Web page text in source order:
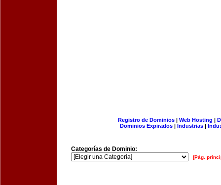
Registro de Dominios| Web Hosting |
Dominios Expirados | Industrias |
Categorías de Dominio:
[Pág.